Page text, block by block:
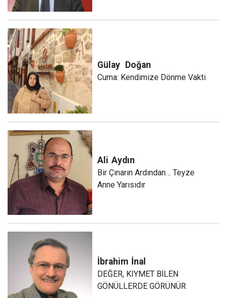
Gülay Doğan
Cuma: Kendimize Dönme Vakti
Ali Aydın
Bir Çınarın Ardından… Teyze
Anne Yarısıdır
İbrahim İnal
DEĞER, KIYMET BİLEN
GÖNÜLLERDE GÖRÜNÜR